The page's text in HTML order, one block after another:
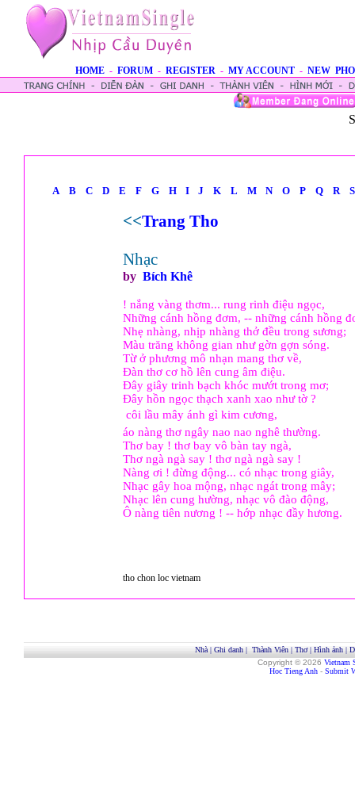
HOME - FORUM - REGISTER - MY ACCOUNT - NEW
A B C D E F G H I J K L M N O P Q R S
<<Trang Tho
Nhạc
by Bích Khê
! nắng vàng thơm... rung rinh điệu ngọc,
Những cánh hồng đơm, -- những cánh hồng
Nhẹ nhàng, nhịp nhàng thở đều trong sương;
Màu trăng không gian như gờn gợn sóng.
Từ ở phương mô nhạn mang thơ về,
Đàn thơ cơ hồ lên cung âm điệu.
Đây giây trinh bạch khóc mướt trong mơ;
Đây hồn ngọc thạch xanh xao như tờ ?
 côi lầu mây ánh gì kim cương,
áo nàng thơ ngây nao nao nghê thường.
Thơ bay ! thơ bay vô bàn tay ngà,
Thơ ngà ngà say ! thơ ngà ngà say !
Nàng ơi ! đừng động... có nhạc trong giây,
Nhạc gây hoa mộng, nhạc ngát trong mây;
Nhạc lên cung hường, nhạc vô đào động,
Ô nàng tiên nương ! -- hớp nhạc đầy hương.
tho chon loc vietnam
Nhà| Ghi danh| Thành Viên| Thơ| Hình ảnh|
Copyright © 2026 Vietnam
Hoc Tieng Anh - Submit